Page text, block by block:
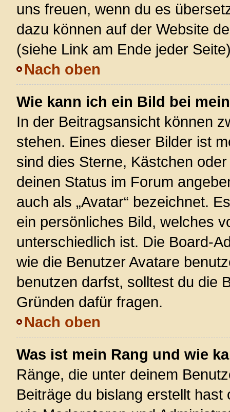
uns freuen, wenn du es
dazu können auf der Website
(siehe Link am Ende jeder
Nach oben
Wie kann ich ein Bild bei
In der Beitragsansicht können
stehen. Eines dieser Bilder ist
sind dies Sterne, Kästchen
deinen Status im Forum
auch als „Avatar“ bezeichnet.
ein persönliches Bild, welches
unterschiedlich ist. Die Board-
wie die Benutzer Avatare
benutzen darfst, solltest du die
Gründen dafür fragen.
Nach oben
Was ist mein Rang und wie
Ränge, die unter deinem
Beiträge du bislang erstellt